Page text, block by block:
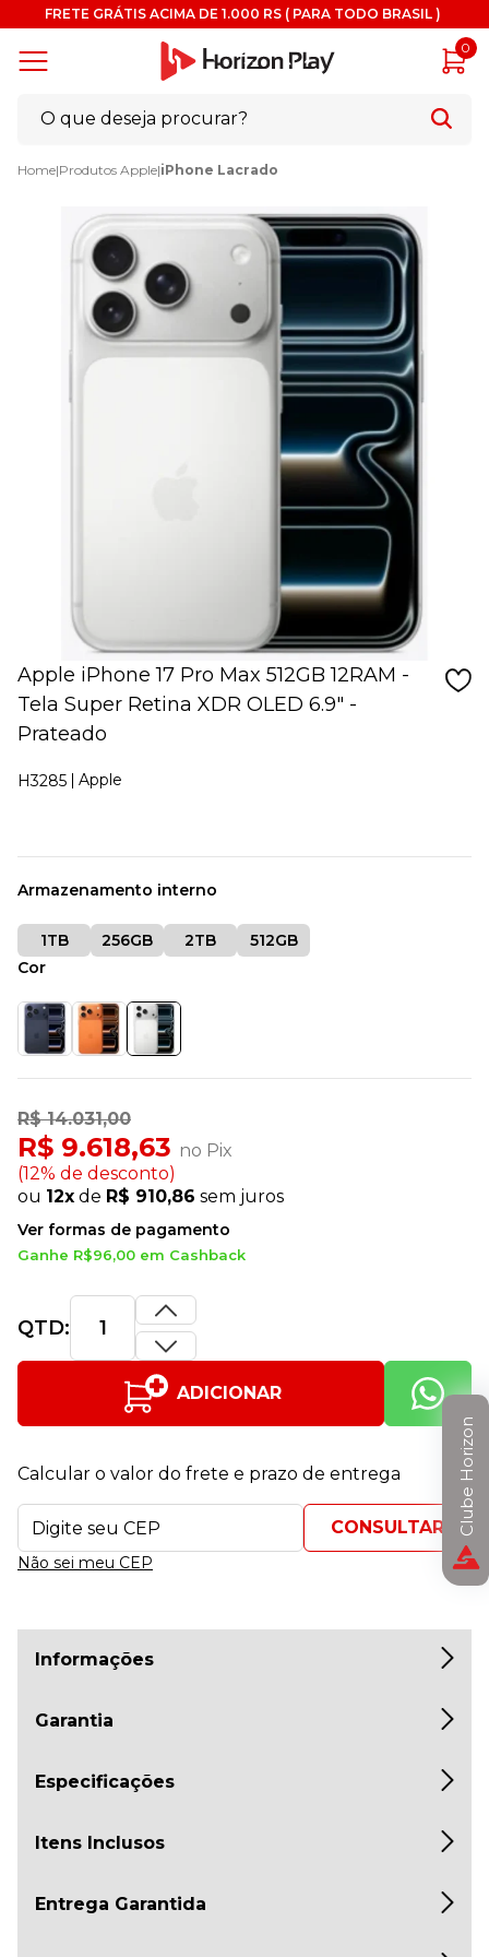
FRETE GRÁTIS ACIMA DE 1.000 RS ( PARA TODO BRASIL )
0
Home|Produtos Apple|iPhone Lacrado
Apple iPhone 17 Pro Max 512GB 12RAM -
Tela Super Retina XDR OLED 6.9" -
Prateado
H3285 Apple
R$ 14.031,00
R$ 9.618,63 no Pix
(12% de desconto)
ou 12x de R$ 910,86 sem juros
Ver formas de pagamento
Ganhe R$96,00 em Cashback
Armazenamento interno
1TB 256GB 2TB
512GB
Cor
QTD:
ADICIONAR
Calcular o valor do frete e prazo de entrega
Não sei meu CEP
Informações
Garantia
Especificações
Itens Inclusos
Entrega Garantida
Clube Horizon